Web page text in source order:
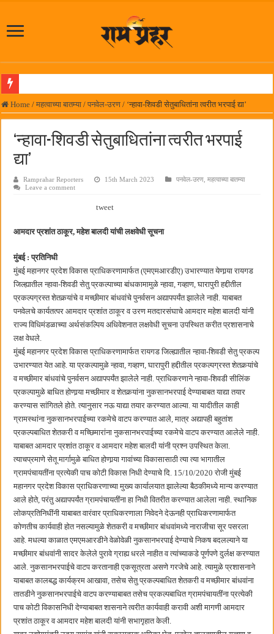
लोकनेते रामशेठ ठाकूर समाजसेवेतील हिरा -आमदार रविशेठ पाटील
पनवेलमध्ये ८ ऑगस्टला महारोजगार मेळावा
सर्वात मोठ्या दिवाळी अंक स्पर्धेचा निकाल जाहीर
जनार्दन भगत शिक्षण प्रसारक संस्थेच्या मुख्य प्रशासकीय कार्यालयासह भव्य मूट कोर्टचे बुधवारी
छत्रपती शिवाजी महाराज महाराजस्व समाधान शिबिरास पनवेलमध्ये उत्स्फूर्त प्रतिसाद
बाल्मर लॉरी आणि शेल इंडियातील कंत्राटी कामगारांना भरघोस पगारवाढ
Home / महत्वाच्या बातम्या / पनवेल-उरण / ‘न्हावा-शिवडी सेतुबाधितांना त्वरीत भरपाई द्या’
‘न्हावा-शिवडी सेतुबाधितांना त्वरीत भरपाई
द्या’
Ramprahar Reporters 15th March 2023 पनवेल-उरण ,महत्वाच्या बातम्या
Leave a comment
tweet
आमदार प्रशांत ठाकूर, महेश बालदी यांची लक्षवेधी सूचना
मुंबई : प्रतिनिधी
मुंबई महानगर प्रदेश विकास प्राधिकरणामार्फत (एमएमआरडीए) उभारण्यात येणार्‍या रायगड
जिल्ह्यातील न्हावा-शिवडी सेतु प्रकल्पाच्या बांधकामामुळे न्हावा, गव्हाण, घारापुरी हद्दीतील
प्रकल्पग्रस्त शेतकर्‍यांचे व मच्छीमार बांधवांचे पुनर्वसन अद्यापपर्यंत झालेले नाही. याबाबत
पनवेलचे कार्यतत्पर आमदार प्रशांत ठाकूर व उरण मतदारसंघाचे आमदार महेश बालदी यांनी
राज्य विधिमंडळाच्या अर्थसंकल्पिय अधिवेशनात लक्षवेधी सूचना उपस्थित करीत प्रशासनाचे
लक्ष वेधले.
मुंबई महानगर प्रदेश विकास प्राधिकरणामार्फत रायगड जिल्ह्यातील न्हावा-शिवडी सेतु प्रकल्प
उभारण्यात येत आहे. या प्रकल्पामुळे न्हावा, गव्हाण, घारापुरी हद्दीतील प्रकल्पग्रस्त शेतकर्‍यांचे
व मच्छीमार बांधवांचे पुनर्वसन अद्यापपर्यंत झालेले नाही. प्राधिकरणाने न्हावा-शिवडी सीलिंक
प्रकल्पामुळे बाधित होणार्‍या मच्छीमार व शेतकर्‍यांना नुकसानभरपाई देण्याबाबत याद्या तयार
करण्यास सांगितले होते. त्यानुसार नऊ याद्या तयार करण्यात आल्या. या यादीतील काही
ग्रामस्थांना नुकसानभरपाईच्या रकमेचे वाटप करण्यात आले, मात्र अद्यापही बहुतांश
प्रकल्पबाधित शेतकरी व मच्छिमारांना नुकसानभरपाईच्या रकमेचे वाटप करण्यात आलेले नाही.
याबाबत आमदार प्रशांत ठाकूर व आमदार महेश बालदी यांनी प्रश्न उपस्थित केला.
त्याचप्रमाणे सेतू मार्गामुळे बाधित होणार्‍या गावांच्या विकासासाठी त्या त्या भागातील
ग्रामपंचायतींना प्रत्येकी पाच कोटी विकास निधी देण्याचे दि. 15/10/2020 रोजी मुंबई
महानगर प्रदेश विकास प्राधिकरणाच्या मुख्य कार्यालयात झालेल्या बैठकीमध्ये मान्य करण्यात
आले होते, परंतु अद्यापपर्यंत ग्रामपंचायतींना हा निधी वितरीत करण्यात आलेला नाही. स्थानिक
लोकप्रतिनिधींनी याबाबत वारंवार प्राधिकरणाला निवेदने देऊनही प्राधिकरणामार्फत
कोणतीच कार्यवाही होत नसल्यामुळे शेतकरी व मच्छीमार बांधवांमध्ये नाराजीचा सूर पसरला
आहे. मधल्या काळात एमएमआरडीने वेळोवेळी नुकसानभरपाई देण्याचे निकष बदलल्याने या
मच्छीमार बांधवांनी सादर केलेले पुरावे ग्राह्य धरले नाहीत व त्यांच्याकडे पूर्णपणे दुर्लक्ष करण्यात
आले. नुकसानभरपाईचे वाटप करतानाही एकसूत्रता असणे गरजेचे आहे. त्यामुळे प्रशासनाने
याबाबत कालबद्ध कार्यक्रम आखावा, तसेच सेतु प्रकल्पबाधित शेतकरी व मच्छीमार बांधवांना
तातडीने नुकसानभरपाईचे वाटप करण्याबाबत तसेच प्रकल्पबाधित ग्रामपंचायतींना प्रत्येकी
पाच कोटी विकासनिधी देण्याबाबत शासनाने त्वरीत कार्यवाही करावी अशी मागणी आमदार
प्रशांत ठाकूर व आमदार महेश बालदी यांनी सभागृहात केली.